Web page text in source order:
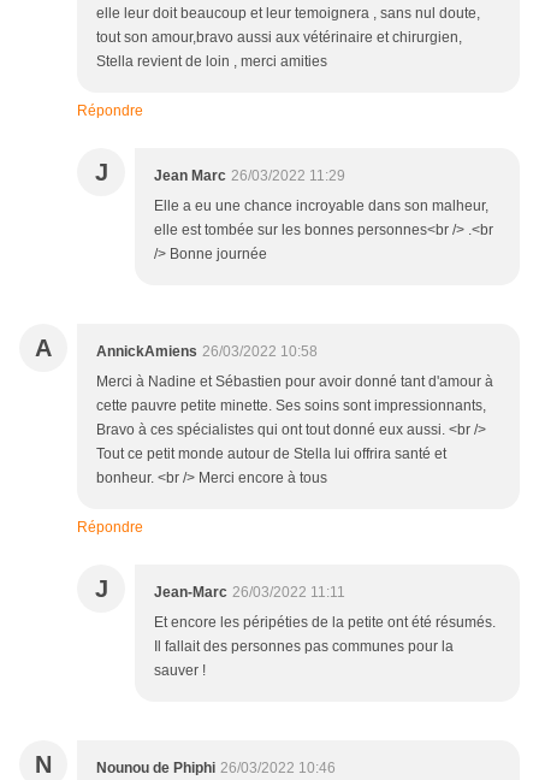
elle leur doit beaucoup et leur temoignera , sans nul doute,
tout son amour,bravo aussi aux vétérinaire et chirurgien,
Stella revient de loin , merci amities
Répondre
J Jean Marc 26/03/2022 11:29
Elle a eu une chance incroyable dans son malheur,
elle est tombée sur les bonnes personnes<br /> .<br
/> Bonne journée
A AnnickAmiens 26/03/2022 10:58
Merci à Nadine et Sébastien pour avoir donné tant d'amour à
cette pauvre petite minette. Ses soins sont impressionnants,
Bravo à ces spécialistes qui ont tout donné eux aussi. <br />
Tout ce petit monde autour de Stella lui offrira santé et
bonheur. <br /> Merci encore à tous
Répondre
J Jean-Marc 26/03/2022 11:11
Et encore les péripéties de la petite ont été résumés.
Il fallait des personnes pas communes pour la
sauver !
N Nounou de Phiphi 26/03/2022 10:46